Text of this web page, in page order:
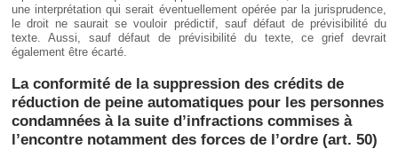
une interprétation qui serait éventuellement opérée par la jurisprudence,
le droit ne saurait se vouloir prédictif, sauf défaut de prévisibilité du
texte. Aussi, sauf défaut de prévisibilité du texte, ce grief devrait
également être écarté.
La conformité de la suppression des crédits de
réduction de peine automatiques pour les personnes
condamnées à la suite d’infractions commises à
l’encontre notamment des forces de l’ordre (art. 50)